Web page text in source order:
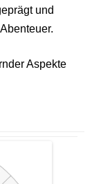
und
Aspekte